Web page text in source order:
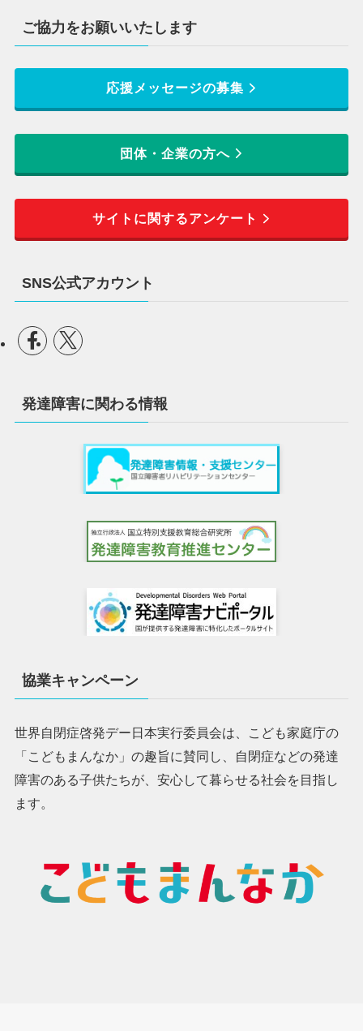
ご協力をお願いいたします
応援メッセージの募集
団体・企業の方へ
サイトに関するアンケート
SNS公式アカウント
発達障害に関わる情報
協業キャンペーン
世界自閉症啓発デー日本実行委員会は、こども家庭庁の
「こどもまんなか」の趣旨に賛同し、自閉症などの発達
障害のある子供たちが、安心して暮らせる社会を目指し
ます。